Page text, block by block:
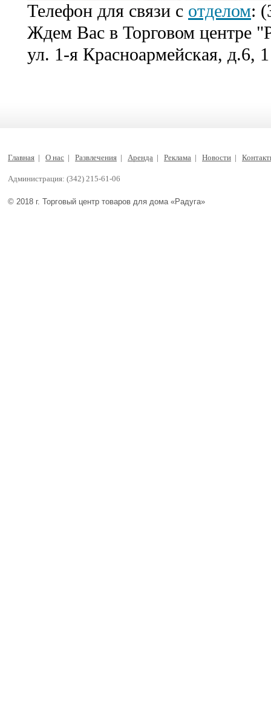
Телефон для связи с отделом:
Ждем Вас в Торговом центре
ул. 1-я Красноармейская, д.6,
Администрация: (342) 215-61-06
© 2018 г. Торговый центр товаров для дома «Радуга»
Главная | О нас | Развлечения | Аренда | Реклама | Новости |